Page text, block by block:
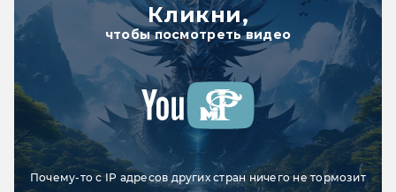
Кликни,
чтобы посмотреть видео
Почему-то с IP адресов других стран ничего не тормозит